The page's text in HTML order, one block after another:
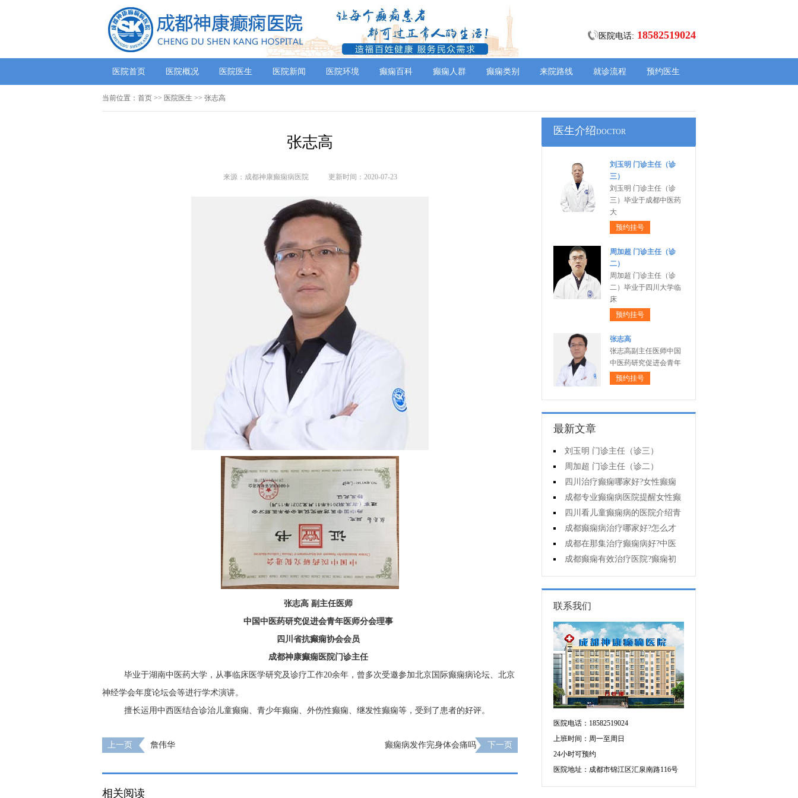
医院电话: 18582519024
医院首页 医院概况 医院医生 医院新闻 医院环境 癫痫百科 癫痫人群 癫痫类别 来院路线 就诊流程 预约医生
当前位置： 首页 >> 医院医生 >> 张志高
张志高
来源：成都神康癫痫病医院 更新时间：2020-07-23
张志高 副主任医师
中国中医药研究促进会青年医师分会理事
四川省抗癫痫协会会员
成都神康癫痫医院门诊主任
毕业于湖南中医药大学，从事临床医学研究及诊疗工作20余年，曾多次受邀参加北京国际癫痫病论坛、北京
神经学会年度论坛会等进行学术演讲。
擅长运用中西医结合诊治儿童癫痫、青少年癫痫、外伤性癫痫、继发性癫痫等，受到了患者的好评。
上一页 詹伟华 癫痫病发作完身体会痛吗 下一页
相关阅读
医生介绍DOCTOR
刘玉明 门诊主任（诊
三）
刘玉明 门诊主任（诊
三）毕业于成都中医药
大
预约挂号
周加超 门诊主任（诊
二）
周加超 门诊主任（诊
二）毕业于四川大学临
床
预约挂号
张志高
张志高副主任医师中国
中医药研究促进会青年
预约挂号
最新文章
刘玉明 门诊主任（诊三）
周加超 门诊主任（诊二）
四川治疗癫痫哪家好?女性癫痫
怎么预防?
成都专业癫痫病医院提醒女性癫
痫患者在经期要注意什么?
四川看儿童癫痫病的医院介绍青
少年癫痫病的病因
成都癫痫病治疗哪家好?怎么才
能诊断孩子是不是得了癫痫?
成都在那集治疗癫痫病好?中医
治疗癫痫病好吗?
成都癫痫有效治疗医院?癫痫初
期怎么治疗?
联系我们
医院电话：18582519024
上班时间：周一至周日
24小时可预约
医院地址：成都市锦江区汇泉南路116号